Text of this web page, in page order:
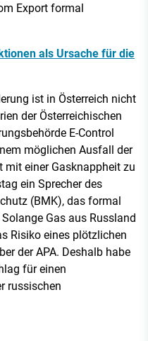
Export formal
als Ursache für die
ist in Österreich nicht
der Österreichischen
E-Control
möglichen Ausfall der
mit einer Gasknappheit zu
ein Sprecher des
(BMK), das formal
Gas aus Russland
Risiko eines plötzlichen
der APA. Deshalb habe
für einen
russischen